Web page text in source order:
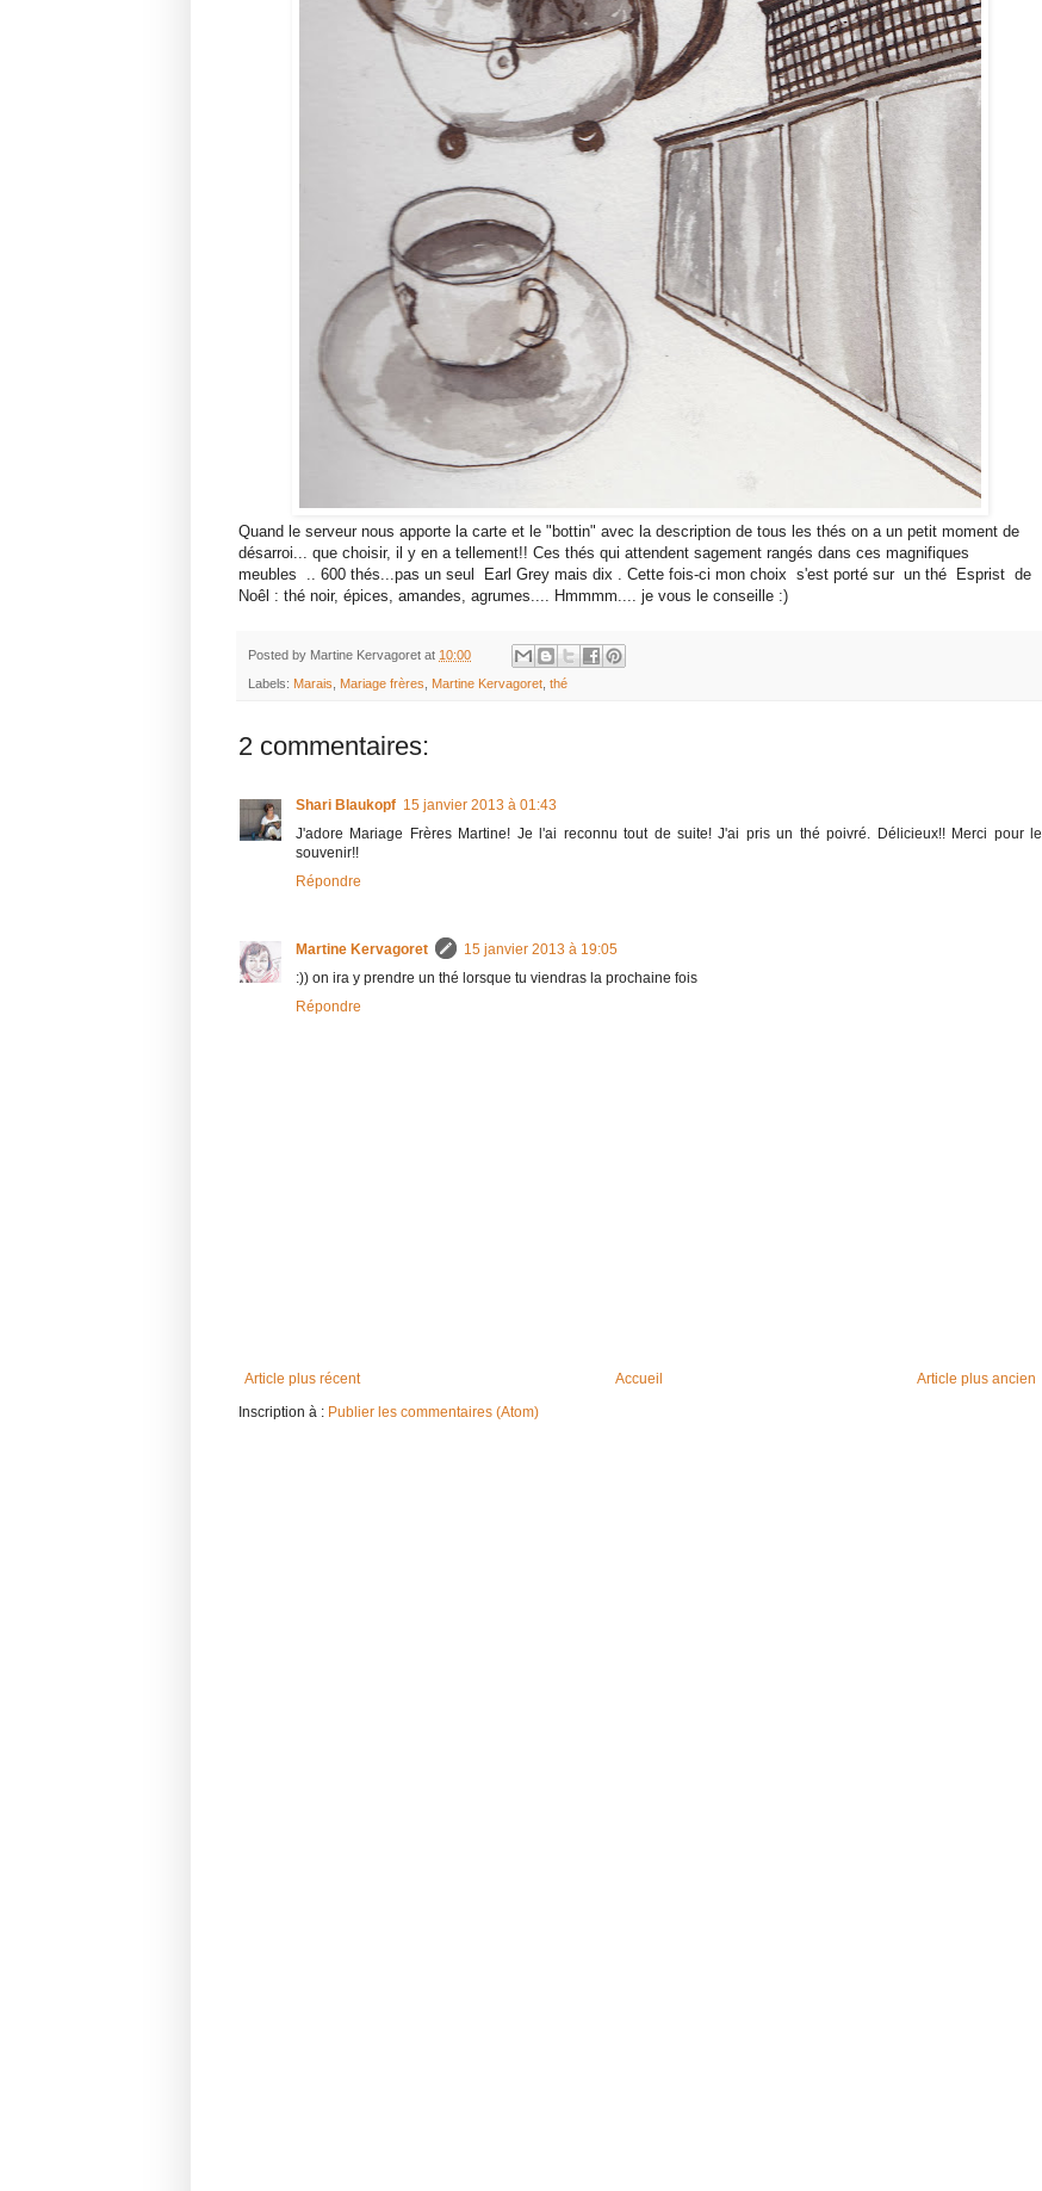
Quand le serveur nous apporte la carte et le "bottin" avec la description de tous les thés on a un petit moment de
désarroi... que choisir, il y en a tellement!! Ces thés qui attendent sagement rangés dans ces magnifiques
meubles .. 600 thés...pas un seul
Earl Grey mais dix . Cette fois-ci mon choix s'est porté sur un thé Esprist de
Noêl : thé noir, épices, amandes, agrumes.... Hmmmm.... je vous le conseille :)
Posted by Martine Kervagoret at 10:00
Labels: Marais Mariage frères Martine Kervagoret thé
2 commentaires:
Shari Blaukopf 15 janvier 2013 à 01:43
J'adore Mariage Frères Martine! Je l'ai reconnu tout de suite! J'ai pris un thé poivré. Délicieux!! Merci pour le
souvenir!!
Répondre
Martine Kervagoret
15 janvier 2013 à 19:05
:)) on ira y prendre un thé lorsque tu viendras la prochaine fois
Répondre
Article plus récent Article plus ancien
Accueil
Inscription à : Publier les commentaires (Atom)